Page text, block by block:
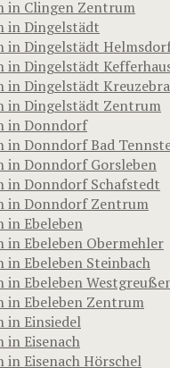
in Clingen Zentrum
in Dingelstädt
in Dingelstädt
in Dingelstädt
in Dingelstädt Kreuzebra
in Dingelstädt Zentrum
in Donndorf
in Donndorf Bad
in Donndorf Gorsleben
in Donndorf Schafstedt
in Donndorf Zentrum
in Ebeleben
in Ebeleben Obermehler
in Ebeleben Steinbach
in Ebeleben
in Ebeleben Zentrum
in Einsiedel
in Eisenach
in Eisenach Hörschel